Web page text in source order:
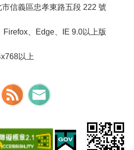
信義區忠孝東路五段 222 號
、Edge、IE 9.0以上版
以上